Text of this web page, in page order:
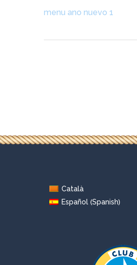
menu ano nuevo 1
Català
Español(Spanish)